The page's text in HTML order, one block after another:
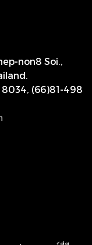
non8 Soi.,
8034, (66)81-498